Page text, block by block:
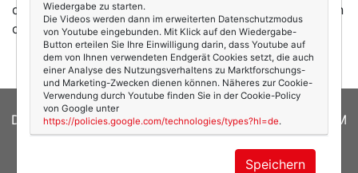
der 50er Jahre als Kommentar zur Kommunistenjagd in
den… mehr
DATENSCHUTZERKLÄRUNG|COOKIES|IMPRESSUM
| Susanne Ackstaller
Wiedergabe zu starten.
Die Videos werden dann im erweiterten Datenschutzmodus
von Youtube eingebunden. Mit Klick auf den Wiedergabe-
Button erteilen Sie Ihre Einwilligung darin, dass Youtube auf
dem von Ihnen verwendeten Endgerät Cookies setzt, die auch
einer Analyse des Nutzungsverhaltens zu Marktforschungs-
und Marketing-Zwecken dienen können. Näheres zur Cookie-
Verwendung durch Youtube finden Sie in der Cookie-Policy
von Google unter
https://policies.google.com/technologies/types?hl=de.
Speichern